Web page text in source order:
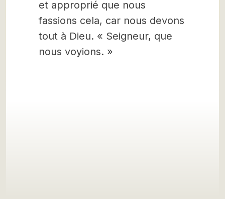
et approprié que nous
fassions cela, car nous devons
tout à Dieu. « Seigneur, que
nous voyions. »